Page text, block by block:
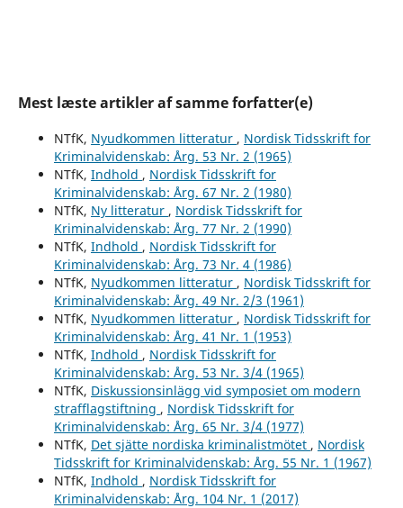
Mest læste artikler af samme forfatter(e)
NTfK, Nyudkommen litteratur , Nordisk Tidsskrift for
Kriminalvidenskab: Årg. 53 Nr. 2 (1965)
NTfK, Indhold , Nordisk Tidsskrift for
Kriminalvidenskab: Årg. 67 Nr. 2 (1980)
NTfK, Ny litteratur , Nordisk Tidsskrift for
Kriminalvidenskab: Årg. 77 Nr. 2 (1990)
NTfK, Indhold , Nordisk Tidsskrift for
Kriminalvidenskab: Årg. 73 Nr. 4 (1986)
NTfK, Nyudkommen litteratur , Nordisk Tidsskrift for
Kriminalvidenskab: Årg. 49 Nr. 2/3 (1961)
NTfK, Nyudkommen litteratur , Nordisk Tidsskrift for
Kriminalvidenskab: Årg. 41 Nr. 1 (1953)
NTfK, Indhold , Nordisk Tidsskrift for
Kriminalvidenskab: Årg. 53 Nr. 3/4 (1965)
NTfK, Diskussionsinlägg vid symposiet om modern
strafflagstiftning , Nordisk Tidsskrift for
Kriminalvidenskab: Årg. 65 Nr. 3/4 (1977)
NTfK, Det sjätte nordiska kriminalistmötet , Nordisk
Tidsskrift for Kriminalvidenskab: Årg. 55 Nr. 1 (1967)
NTfK, Indhold , Nordisk Tidsskrift for
Kriminalvidenskab: Årg. 104 Nr. 1 (2017)